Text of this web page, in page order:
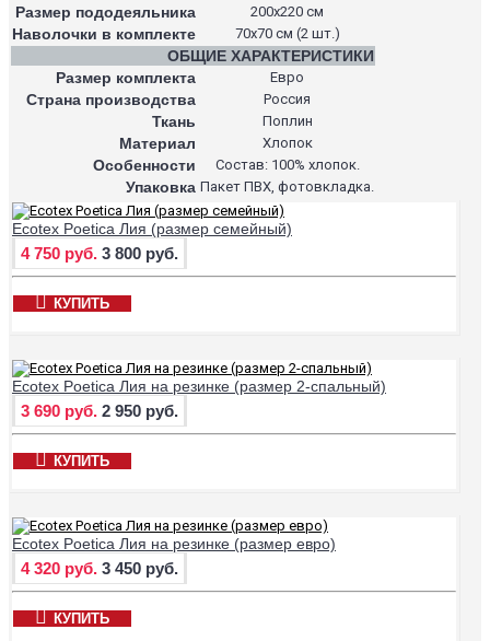
Размер пододеяльника 200х220 см
Наволочки в комплекте 70х70 см (2 шт.)
ОБЩИЕ ХАРАКТЕРИСТИКИ
Размер комплекта
Евро
Страна производства Россия
Ткань Поплин
Материал Хлопок
Особенности Состав: 100% хлопок.
Упаковка Пакет ПВХ, фотовкладка.
Ecotex Poetica Лия (размер семейный)
4 750 руб. 3 800 руб.
КУПИТЬ
Ecotex Poetica Лия на резинке (размер 2-спальный)
3 690 руб. 2 950 руб.
КУПИТЬ
Ecotex Poetica Лия на резинке (размер евро)
4 320 руб. 3 450 руб.
КУПИТЬ